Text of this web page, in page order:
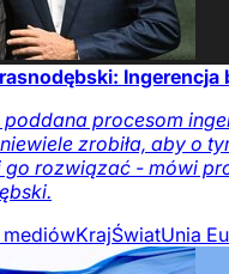
Ingerencja
procesom
zrobiła, aby o
rozwiązać - mówi
mediówKrajŚwiatUnia